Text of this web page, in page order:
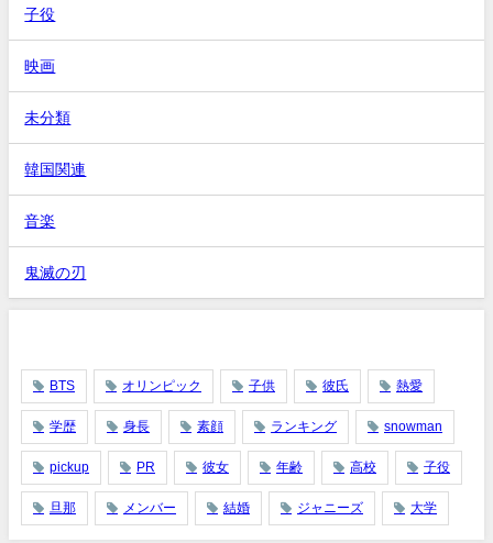
子役
映画
未分類
韓国関連
音楽
鬼滅の刃
BTS オリンピック 子供 彼氏 熱愛
学歴 身長 素顔 ランキング snowman
pickup PR 彼女 年齢 高校 子役
旦那 メンバー 結婚 ジャニーズ 大学